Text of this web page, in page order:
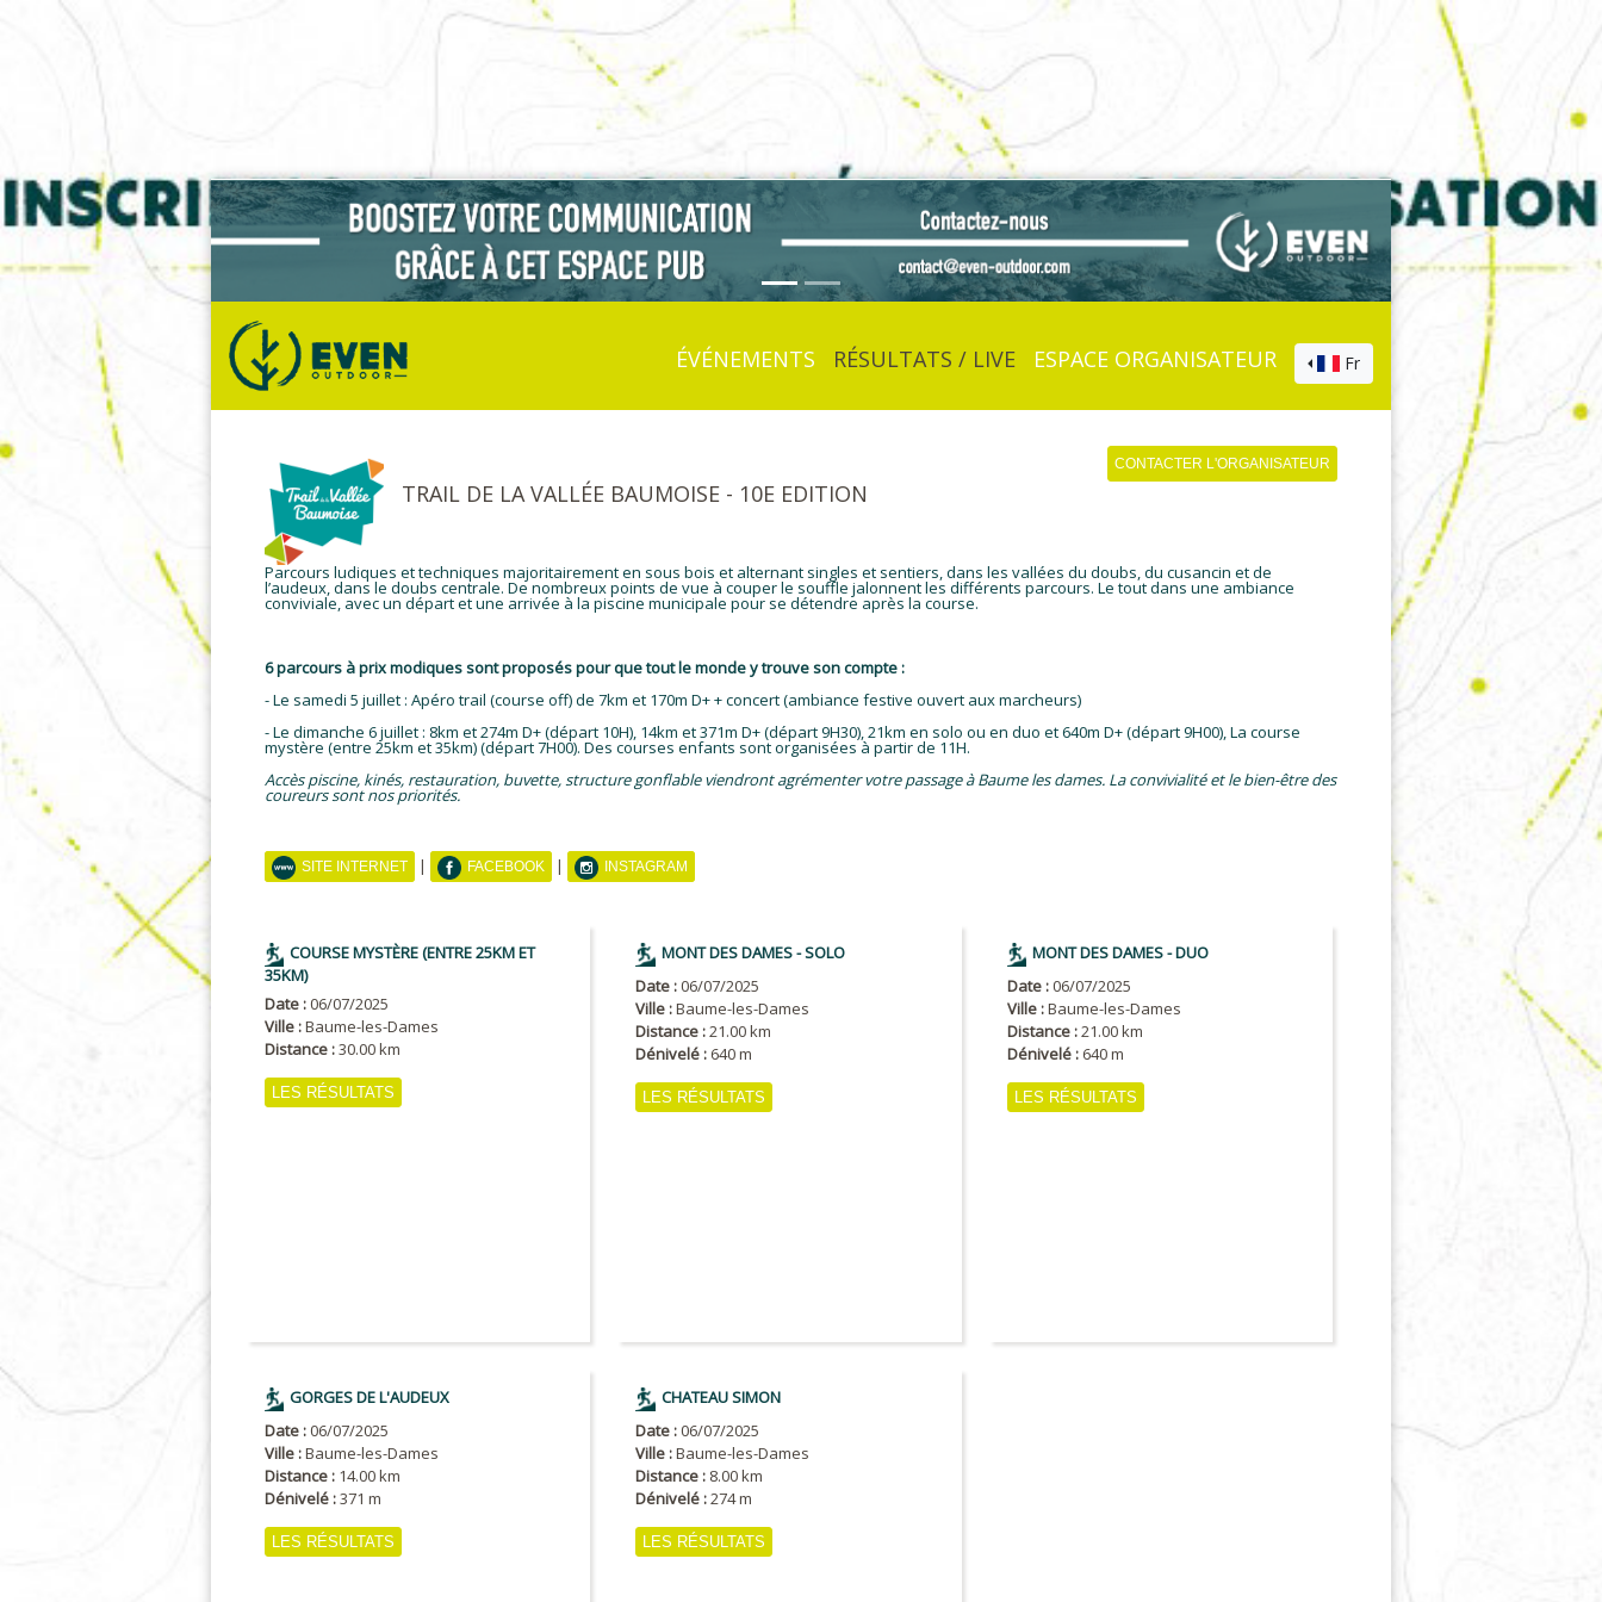
ÉVÉNEMENTS RÉSULTATS / LIVE ESPACE ORGANISATEUR Fr
CONTACTER L'ORGANISATEUR
TRAIL DE LA VALLÉE BAUMOISE - 10E EDITION
Parcours ludiques et techniques majoritairement en sous bois et alternant singles et sentiers, dans les vallées du doubs, du cusancin et de
l’audeux, dans le doubs centrale. De nombreux points de vue à couper le souffle jalonnent les différents parcours. Le tout dans une ambiance
conviviale, avec un départ et une arrivée à la piscine municipale pour se détendre après la course.
6 parcours à prix modiques sont proposés pour que tout le monde y trouve son compte :
- Le samedi 5 juillet : Apéro trail (course off) de 7km et 170m D+ + concert (ambiance festive ouvert aux marcheurs)
- Le dimanche 6 juillet : 8km et 274m D+ (départ 10H), 14km et 371m D+ (départ 9H30), 21km en solo ou en duo et 640m D+ (départ 9H00), La course
mystère (entre 25km et 35km) (départ 7H00). Des courses enfants sont organisées à partir de 11H.
Accès piscine, kinés, restauration, buvette, structure gonflable viendront agrémenter votre passage à Baume les dames. La convivialité et le bien-être des
coureurs sont nos priorités.
SITE INTERNET | FACEBOOK | INSTAGRAM
COURSE MYSTÈRE (ENTRE 25KM ET
35KM)
Date :06/07/2025
Ville :Baume-les-Dames
Distance :30.00 km
LES RÉSULTATS
MONT DES DAMES - SOLO
Date :06/07/2025
Ville :Baume-les-Dames
Distance :21.00 km
Dénivelé : 640 m
LES RÉSULTATS
MONT DES DAMES - DUO
Date :06/07/2025
Ville :Baume-les-Dames
Distance :21.00 km
Dénivelé :640 m
LES RÉSULTATS
GORGES DE L'AUDEUX
Date :06/07/2025
Ville :Baume-les-Dames
Distance : 14.00 km
Dénivelé :371 m
LES RÉSULTATS
CHATEAU SIMON
Date :06/07/2025
Ville :Baume-les-Dames
Distance : 8.00 km
Dénivelé :274 m
LES RÉSULTATS